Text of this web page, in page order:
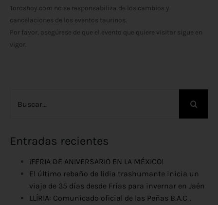
Toroshoy.com no se responsabiliza de los cambios y
cancelaciones de los eventos taurinos.
Por favor, asegúrese de que el evento que quiere visitar sigue en
vigor.
Entradas recientes
¡FERIA DE ANIVERSARIO EN LA MÉXICO!
El último rebaño de lidia trashumante inicia un
viaje de 35 días desde Frías para invernar en Jaén
LLÍRIA: Comunicado oficial de las Peñas B.A.C ,